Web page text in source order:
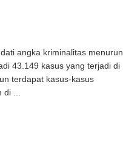
angka kriminalitas menurun
43.149 kasus yang terjadi di
terdapat kasus-kasus
...